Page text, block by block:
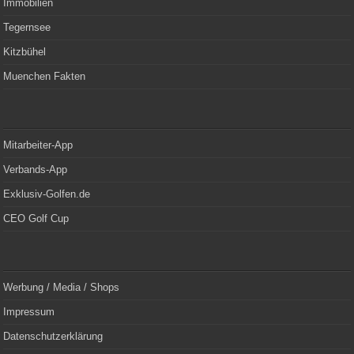
Immobilien
Tegernsee
Kitzbühel
Muenchen Fakten
Mitarbeiter-App
Verbands-App
Exklusiv-Golfen.de
CEO Golf Cup
Werbung / Media / Shops
Impressum
Datenschutzerklärung